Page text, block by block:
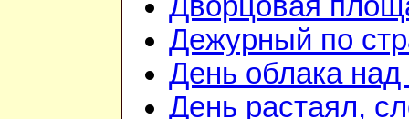
Дворцовая
Дежурный по
День облака
День растаял,